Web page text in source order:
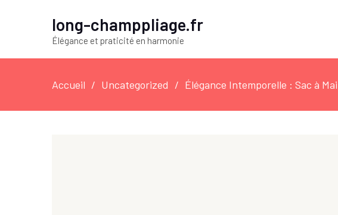
long-champpliage.fr
Élégance et praticité en harmonie
Accueil Uncategorized Élégance Intemporelle : Sac à